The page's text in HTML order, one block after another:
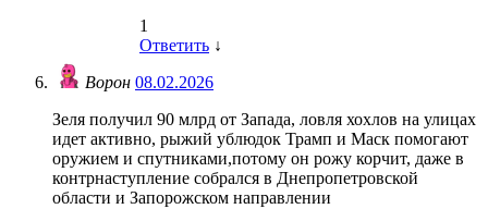
1
Ответить ↓
Ворон 08.02.2026
Зеля получил 90 млрд от Запада, ловля хохлов на улицах
идет активно, рыжий ублюдок Трамп и Маск помогают
оружием и спутниками,потому он рожу корчит, даже в
контрнаступление собрался в Днепропетровской
области и Запорожском направлении